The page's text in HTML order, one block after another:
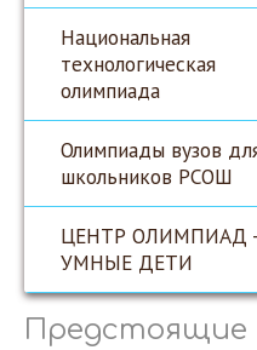
Национальная
технологическая
олимпиада
Олимпиады вузов
школьников РСОШ
ЦЕНТР ОЛИМПИАД -
УМНЫЕ ДЕТИ
Предстоящие